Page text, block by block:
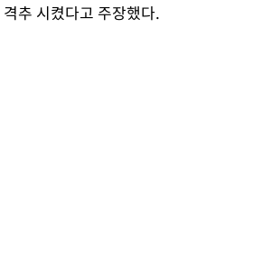
추 시켰다고 주장했다.